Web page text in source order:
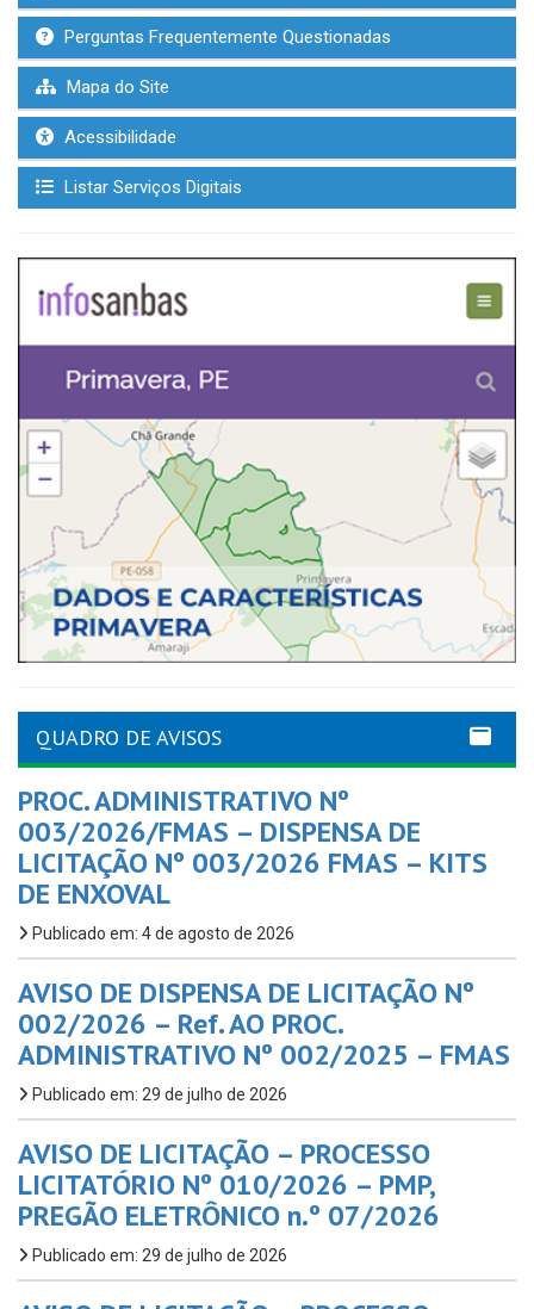
Perguntas Frequentemente Questionadas
Mapa do Site
Acessibilidade
Listar Serviços Digitais
QUADRO DE AVISOS
PROC. ADMINISTRATIVO Nº
003/2026/FMAS – DISPENSA DE
LICITAÇÃO Nº 003/2026 FMAS – KITS
DE ENXOVAL
Publicado em: 4 de agosto de 2026
AVISO DE DISPENSA DE LICITAÇÃO Nº
002/2026 – Ref. AO PROC.
ADMINISTRATIVO Nº 002/2025 – FMAS
Publicado em: 29 de julho de 2026
AVISO DE LICITAÇÃO – PROCESSO
LICITATÓRIO Nº 010/2026 – PMP,
PREGÃO ELETRÔNICO n.º 07/2026
Publicado em: 29 de julho de 2026